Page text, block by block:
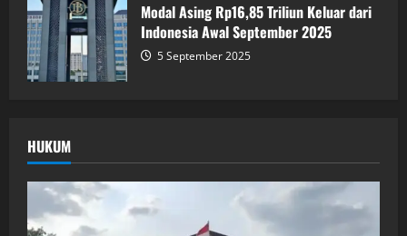
Modal Asing Rp16,85 Triliun Keluar dari
Indonesia Awal September 2025
5 September 2025
HUKUM